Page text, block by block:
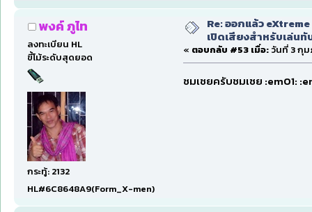
พงค์ ภูไท
ลงทะเบียน HL
ขี้โม้ระดับสุดยอด
กระทู้: 2132
HL#6C8648A9(Form_X-men)
Re: ออกแล้ว
เปิดเสียงสำหรับเล่น
« ตอบกลับ #53 เมื่อ: วันที่ 3 กุม
ชมเชยครับชมเชย :em01: